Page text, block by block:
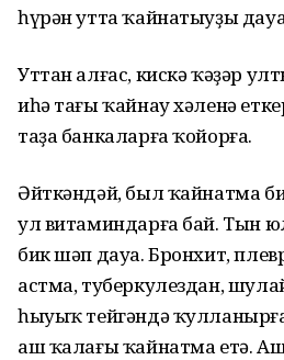
һүрән утта ҡайнатыуҙы
Уттан алғас, кискә ҡәҙәр
иһә тағы ҡайнау хәленә
таҙа банкаларға ҡойорға.
Әйткәндәй, был ҡайнатма
ул витаминдарға бай. Тын
бик шәп дауа. Бронхит,
астма, туберкулездан,
һыуыҡ тейгәндә
аш ҡалағы ҡайнатма етә.